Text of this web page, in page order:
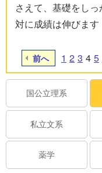
さえて、基礎をし
対に成績は伸びます
前へ 1 2 3 4 5
国公立理系
私立文系
薬学